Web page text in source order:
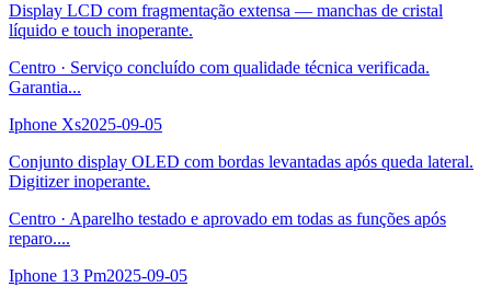
Display LCD com fragmentação extensa — manchas de cristal
líquido e touch inoperante.
Centro · Serviço concluído com qualidade técnica verificada.
Garantia...
Iphone Xs2025-09-05
Conjunto display OLED com bordas levantadas após queda lateral.
Digitizer inoperante.
Centro · Aparelho testado e aprovado em todas as funções após
reparo....
Iphone 13 Pm2025-09-05